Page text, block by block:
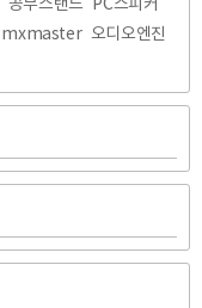
공부스탠드
PC스피커
mxmaster 오디오엔진